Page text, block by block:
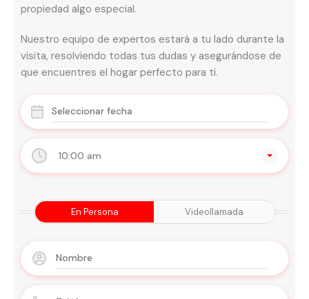
10:00 am
En Persona Videollamada
propiedad algo especial.
Nuestro equipo de expertos estará a tu lado durante la
visita, resolviendo todas tus dudas y asegurándose de
que encuentres el hogar perfecto para ti.